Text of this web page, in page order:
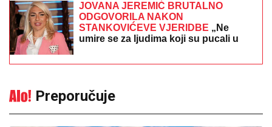
JOVANA JEREMIĆ BRUTALNO
ODGOVORILA NAKON
STANKOVIĆEVE VJERIDBE „Ne
umire se za ljudima koji su pucali u
Preporučuje